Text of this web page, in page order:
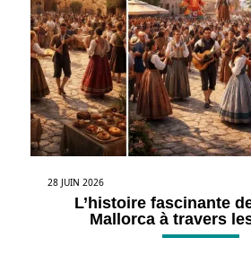
28 JUIN 2026
L’histoire fascinante
Mallorca à travers